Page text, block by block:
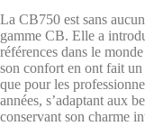
La CB750 est sans
gamme CB. Elle a
références dans le
son confort en ont fait
que pour les
années, s’adaptant aux
conservant son charme